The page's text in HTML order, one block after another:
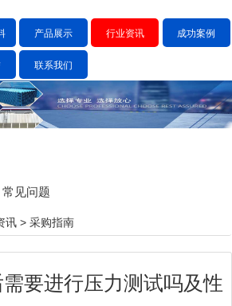
产品展示 行业资讯 成功案例
联系我们
常见问题
讯 > 采购指南
要进行压力测试吗及性